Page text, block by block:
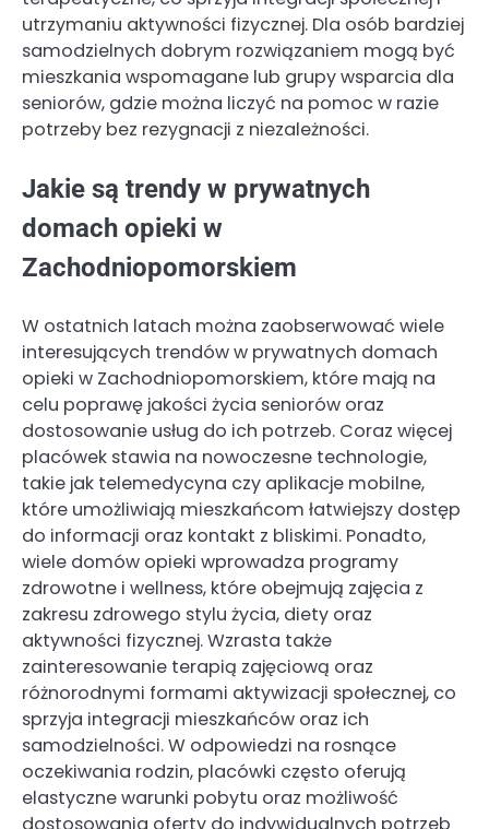
utrzymaniu aktywności fizycznej. Dla osób bardziej
samodzielnych dobrym rozwiązaniem mogą być
mieszkania wspomagane lub grupy wsparcia dla
seniorów, gdzie można liczyć na pomoc w razie
potrzeby bez rezygnacji z niezależności.
Jakie są trendy w prywatnych
domach opieki w
Zachodniopomorskiem
W ostatnich latach można zaobserwować wiele
interesujących trendów w prywatnych domach
opieki w Zachodniopomorskiem, które mają na
celu poprawę jakości życia seniorów oraz
dostosowanie usług do ich potrzeb. Coraz więcej
placówek stawia na nowoczesne technologie,
takie jak telemedycyna czy aplikacje mobilne,
które umożliwiają mieszkańcom łatwiejszy dostęp
do informacji oraz kontakt z bliskimi. Ponadto,
wiele domów opieki wprowadza programy
zdrowotne i wellness, które obejmują zajęcia z
zakresu zdrowego stylu życia, diety oraz
aktywności fizycznej. Wzrasta także
zainteresowanie terapią zajęciową oraz
różnorodnymi formami aktywizacji społecznej, co
sprzyja integracji mieszkańców oraz ich
samodzielności. W odpowiedzi na rosnące
oczekiwania rodzin, placówki często oferują
elastyczne warunki pobytu oraz możliwość
dostosowania oferty do indywidualnych potrzeb